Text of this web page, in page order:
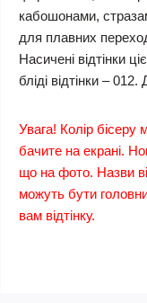
кабошонами,
для плавних
Насичені відтінки
бліді відтінки –
Увага! Колір бісеру
бачите на екрані.
що на фото. Назви
можуть бути
вам відтінку.